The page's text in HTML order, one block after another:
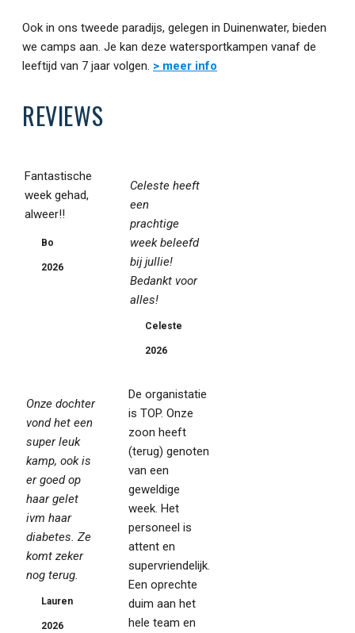
Ook in ons tweede paradijs, gelegen in Duinenwater, bieden
we camps aan. Je kan deze watersportkampen vanaf de
leeftijd van 7 jaar volgen. > meer info
REVIEWS
Fantastische
week gehad,
alweer!!
Bo
2026
Celeste heeft
een
prachtige
week beleefd
bij jullie!
Bedankt voor
alles!
Celeste
2026
Onze dochter
vond het een
super leuk
kamp, ook is
er goed op
haar gelet
ivm haar
diabetes. Ze
komt zeker
nog terug.
Lauren
2026
De organistatie
is TOP. Onze
zoon heeft
(terug) genoten
van een
geweldige
week. Het
personeel is
attent en
supervriendelijk.
Een oprechte
duim aan het
hele team en